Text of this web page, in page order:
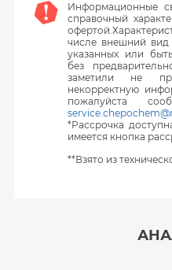
Информационные
справочный
числе внешний вид
указанных или
без
заметили не
некорректную
пожалуйста
*Рассрочка
имеется кнопка
**Взято из